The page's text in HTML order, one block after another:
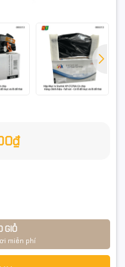
GIỎ
miễn phí
(độ phủ 5%)